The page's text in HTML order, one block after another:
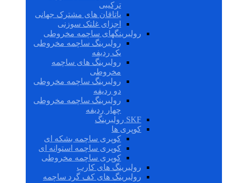
ترکیبی
یاتاقان های مشترک جهانی
اجزای غلتک سوزنی
رولبرینگهای ساچمه مخروطی
رولبرینگ ساچمه مخروطی
یک ردیفه
رولبرینگ های ساچمه
مخروطی
رولبرینگ ساچمه مخروطی
دو ردیفه
رولبرینگ ساچمه مخروطی
چهار ردیفه
SKF رولبرینگ
کوپری ها
کوپری ساچمه بشکه ای
کوپری ساچمه استوانه ای
کوپری ساچمه مخروطی
رولبرینگ های کارب
رولبرینگ های کف گرد ساچمه